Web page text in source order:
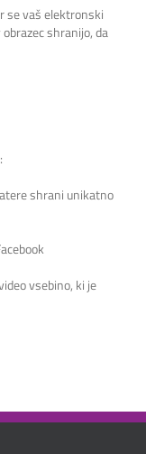
se vaš elektronski
shranijo, da
shrani unikatno
vsebino, ki je